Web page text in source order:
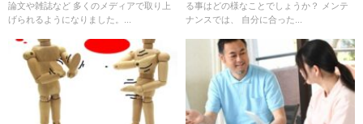
論文や雑誌など 多くのメディアで取り上
げられるようになりました。...
る事はどの様なことでしょうか？ メンテ
ナンスでは、 自分に合った...